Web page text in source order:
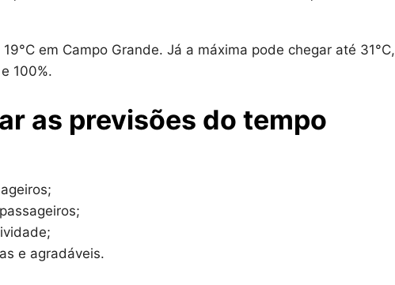
em Campo Grande. Já a máxima pode chegar até 31°C,
100%.
as previsões do tempo
e agradáveis.